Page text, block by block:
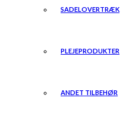
SADELOVERTRÆK
PLEJEPRODUKTER
ANDET TILBEHØR